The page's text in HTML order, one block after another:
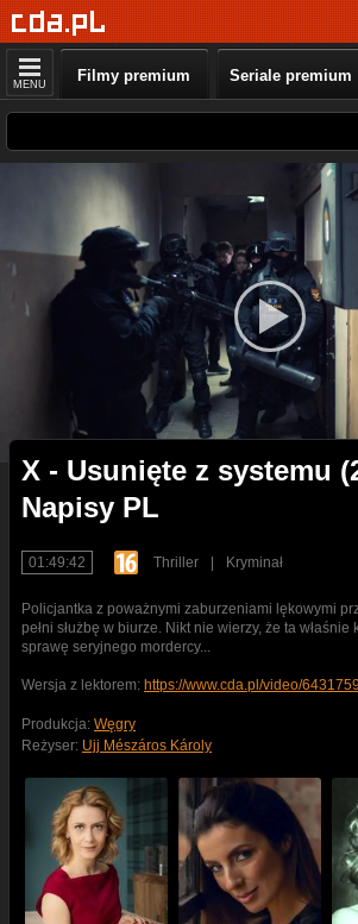
MENU Filmy premium Seriale premium
X - Usunięte z systemu
Napisy PL
01:49:42 Thriller Kryminał
Policjantka z poważnymi zaburzeniami lękowymi
pełni służbę w biurze. Nikt nie wierzy, że ta właśnie
sprawę seryjnego mordercy...
Wersja z lektorem: https://www.cda.pl/video/
Produkcja: Węgry
Reżyser: Ujj Mészáros Károly